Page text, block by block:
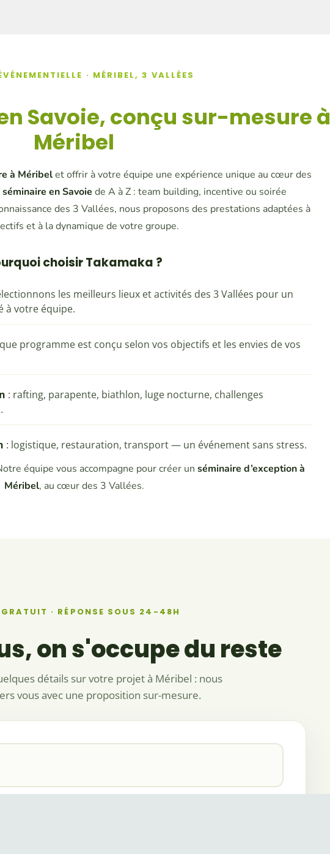
· MÉRIBEL, 3 VALLÉES
Savoie, conçu sur-mesure à
Méribel
à Méribelet offrir à votre équipe une expérience unique au cœur des
séminaire en Savoie de A à Z : team building, incentive ou soirée
des 3 Vallées, nous proposons des prestations adaptées à
et à la dynamique de votre groupe.
choisir Takamaka ?
les meilleurs lieux et activités des 3 Vallées pour un
à votre équipe.
programme est conçu selon vos objectifs et les envies de vos
: rafting, parapente, biathlon, luge nocturne, challenges
: logistique, restauration, transport — un événement sans stress.
équipe vous accompagne pour créer un séminaire d’exception à
Méribel, au cœur des 3 Vallées.
· RÉPONSE SOUS 24-48H
on s'occupe du reste
détails sur votre projet à Méribel : nous
vous avec une proposition sur-mesure.